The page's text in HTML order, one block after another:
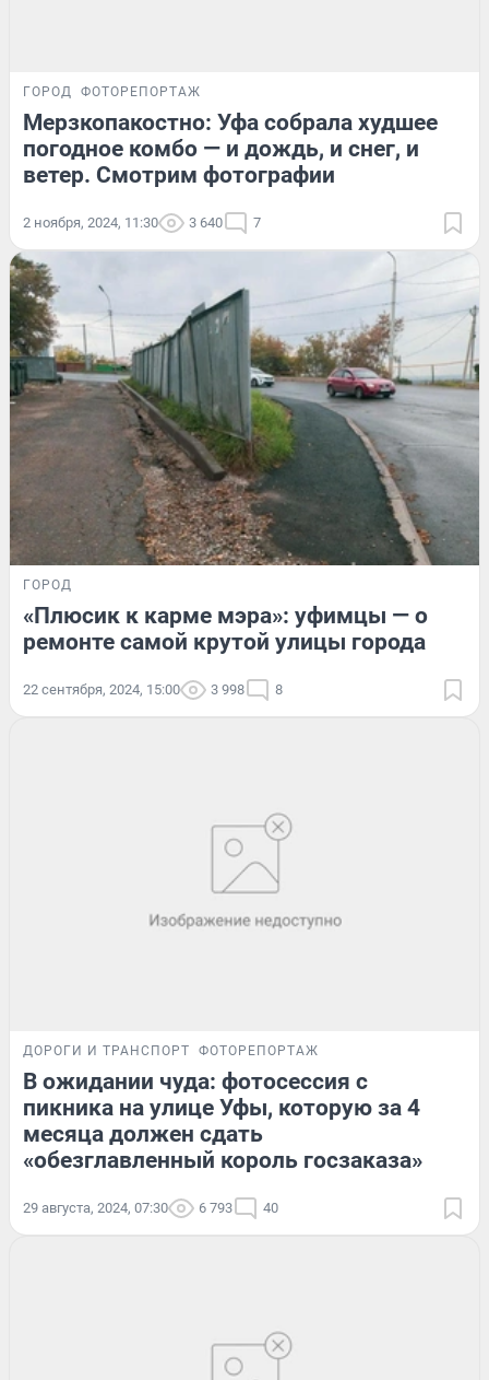
ГОРОД ФОТОРЕПОРТАЖ
Мерзкопакостно: Уфа собрала худшее
погодное комбо — и дождь, и снег, и
ветер. Смотрим фотографии
2 ноября, 2024, 11:30 3 640 7
ГОРОД
«Плюсик к карме мэра»: уфимцы — о
ремонте самой крутой улицы города
22 сентября, 2024, 15:00 3 998 8
ДОРОГИ И ТРАНСПОРТ ФОТОРЕПОРТАЖ
В ожидании чуда: фотосессия с
пикника на улице Уфы, которую за 4
месяца должен сдать
«обезглавленный король госзаказа»
29 августа, 2024, 07:30 6 793 40